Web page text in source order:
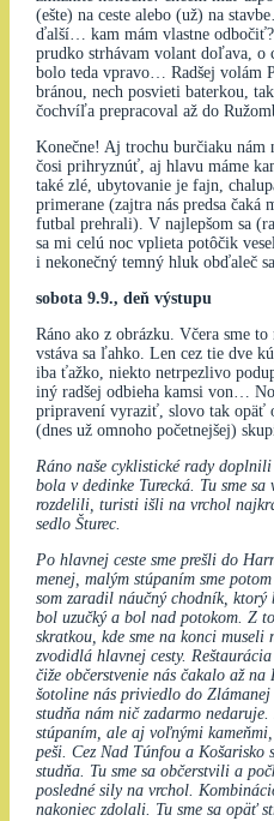
(ešte) na ceste alebo (už) na
ďalší… kam mám vlastne odbočiť?
prudko strhávam volant doľava, o
bolo teda vpravo… Radšej volám
bránou, nech posvieti baterkou,
čochvíľa prepracoval až do
Konečne! Aj trochu burčiaku
čosi prihryznúť, aj hlavu máme
také zlé, ubytovanie je fajn,
primerane (zajtra nás predsa čaká
futbal prehrali). V najlepšom sa
sa mi celú noc vplieta potôčik
i nekonečný temný hluk obďaleč
sobota 9.9., deň výstupu
Ráno ako z obrázku. Včera sme to
vstáva sa ľahko. Len cez tie dve
iba ťažko, niekto netrpezlivo
iný radšej odbieha kamsi von…
pripravení vyraziť, slovo tak opäť
(dnes už omnoho početnejšej)
Ráno naše cyklistické rady
bola v dedinke Turecká. Tu sme
rozdelili, turisti išli na vrchol
sedlo Šturec.
Po hlavnej ceste sme prešli do
menej, malým stúpaním sme
som zaradil náučný chodník,
bol uzučký a bol nad potokom. Z
skratkou, kde sme na konci museli
zvodidlá hlavnej cesty.
čiže občerstvenie nás čakalo až
šotoline nás priviedlo do
studňa nám nič zadarmo
stúpaním, ale aj voľnými
peši. Cez Nad Túnfou a
studňa. Tu sme sa občerstvili a
posledné sily na vrchol.
nakoniec zdolali. Tu sme sa opäť